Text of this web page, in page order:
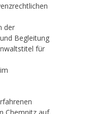
der
Begleitung
für
Chemnitz auf,